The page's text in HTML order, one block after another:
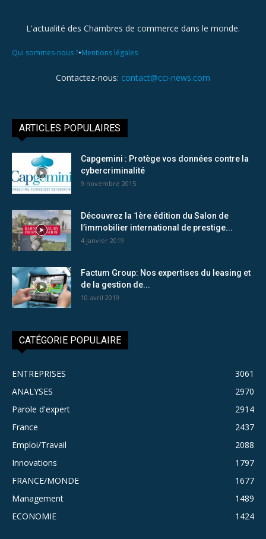
L'actualité des Chambres de commerce dans le monde.
Qui sommes-nous ?•Mentions légales
Contactez-nous: contact@cci-news.com
ARTICLES POPULAIRES
Capgemini : Protège vos données contre la
cybercriminalité
9 novembre 2015
Découvrez la 1ère édition du Salon de
l’immobilier international de prestige...
4 janvier 2019
Factum Group: Nos expertises du leasing et
de la gestion de...
10 avril 2019
CATÉGORIE POPULAIRE
ENTREPRISES
3061
ANALYSES
2970
Parole d'expert
2914
France
2437
Emploi/Travail
2088
Innovations
1797
FRANCE/MONDE
1677
Management
1489
ECONOMIE
1424